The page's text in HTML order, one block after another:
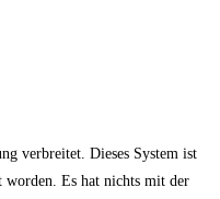
verbreitet. Dieses System ist
Es hat nichts mit der